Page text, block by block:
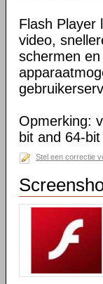
Flash Player
video,
schermen
Opmerking:
bit and 64-
Stel een correctie